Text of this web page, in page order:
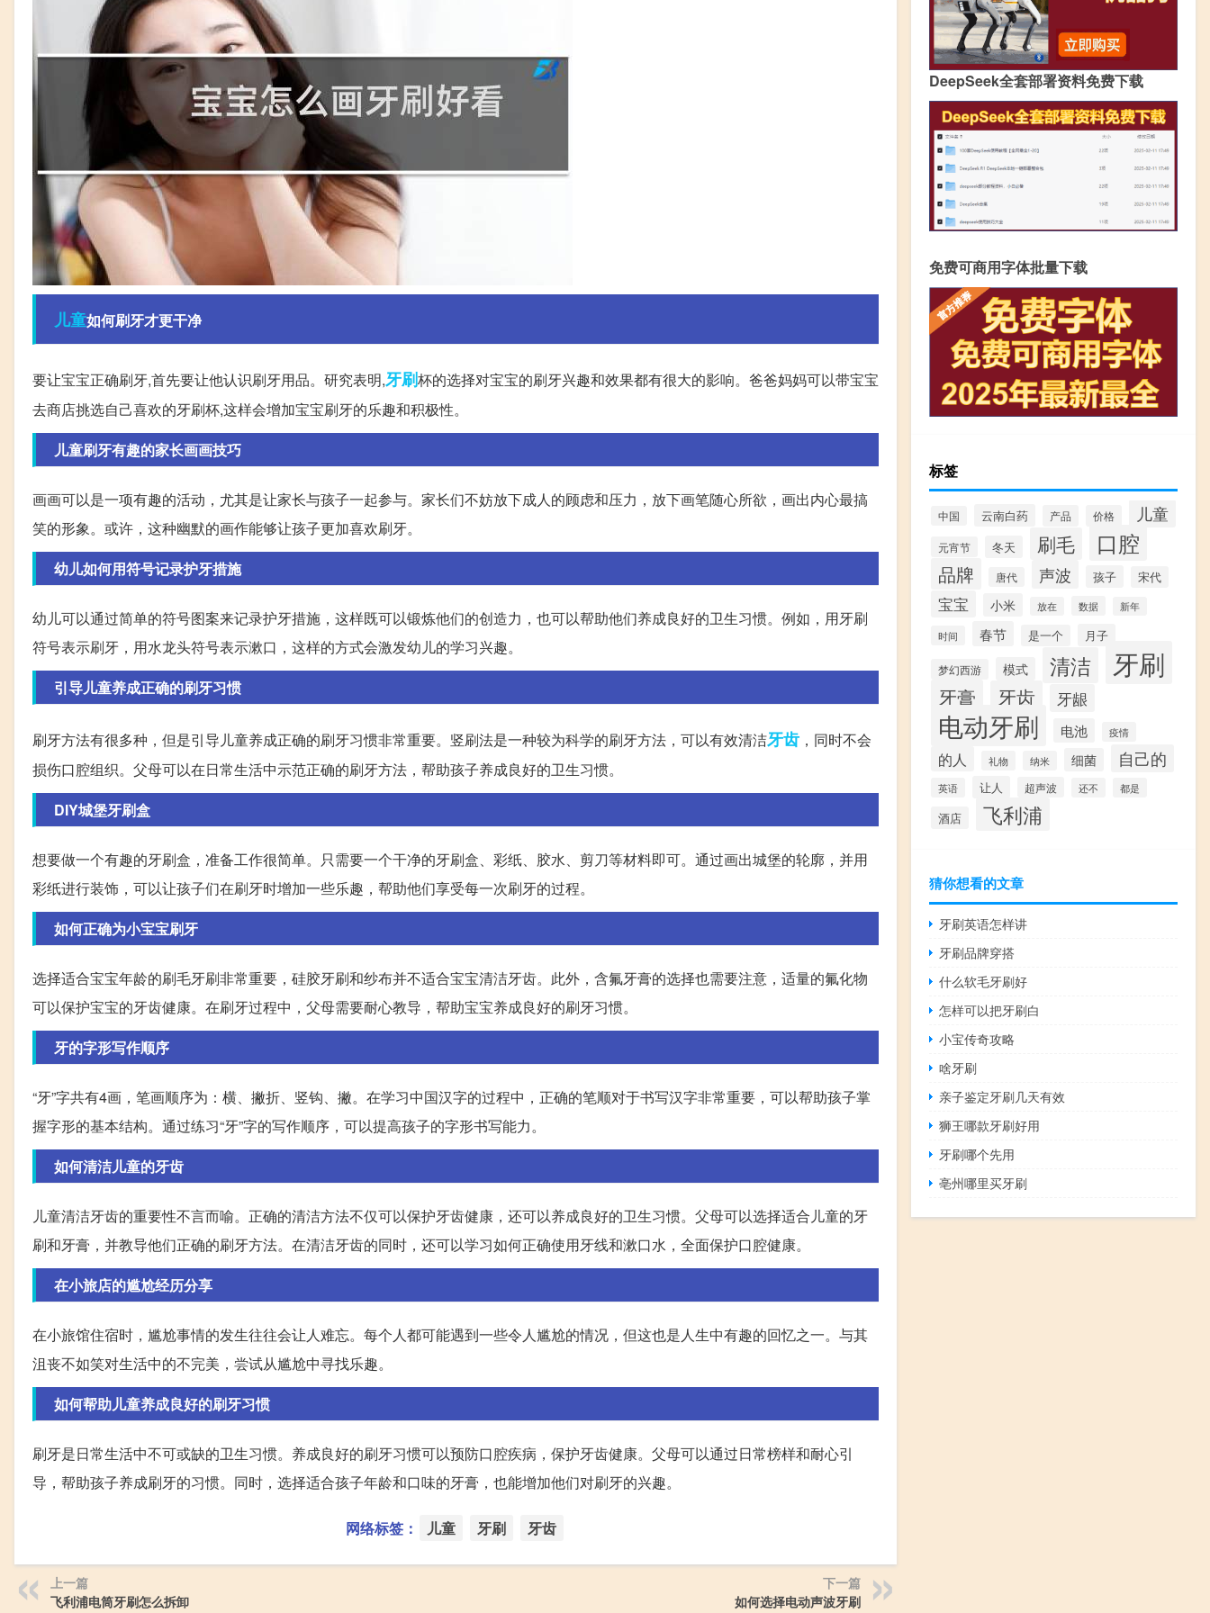
儿童如何刷牙才更干净
要让宝宝正确刷牙,首先要让他认识刷牙用品。研究表明,牙刷杯的选择对宝宝的刷牙兴趣和效果都有很大的影响。爸爸妈妈可以带宝宝
去商店挑选自己喜欢的牙刷杯,这样会增加宝宝刷牙的乐趣和积极性。
儿童刷牙有趣的家长画画技巧
画画可以是一项有趣的活动，尤其是让家长与孩子一起参与。家长们不妨放下成人的顾虑和压力，放下画笔随心所欲，画出内心最搞
笑的形象。或许，这种幽默的画作能够让孩子更加喜欢刷牙。
幼儿如何用符号记录护牙措施
幼儿可以通过简单的符号图案来记录护牙措施，这样既可以锻炼他们的创造力，也可以帮助他们养成良好的卫生习惯。例如，用牙刷
符号表示刷牙，用水龙头符号表示漱口，这样的方式会激发幼儿的学习兴趣。
引导儿童养成正确的刷牙习惯
刷牙方法有很多种，但是引导儿童养成正确的刷牙习惯非常重要。竖刷法是一种较为科学的刷牙方法，可以有效清洁牙齿 ，同时不会
损伤口腔组织。父母可以在日常生活中示范正确的刷牙方法，帮助孩子养成良好的卫生习惯。
DIY城堡牙刷盒
想要做一个有趣的牙刷盒，准备工作很简单。只需要一个干净的牙刷盒、彩纸、胶水、剪刀等材料即可。通过画出城堡的轮廓，并用
彩纸进行装饰，可以让孩子们在刷牙时增加一些乐趣，帮助他们享受每一次刷牙的过程。
如何正确为小宝宝刷牙
选择适合宝宝年龄的刷毛牙刷非常重要，硅胶牙刷和纱布并不适合宝宝清洁牙齿。此外，含氟牙膏的选择也需要注意，适量的氟化物
可以保护宝宝的牙齿健康。在刷牙过程中，父母需要耐心教导，帮助宝宝养成良好的刷牙习惯。
牙的字形写作顺序
“牙”字共有4画，笔画顺序为：横、撇折、竖钩、撇。在学习中国汉字的过程中，正确的笔顺对于书写汉字非常重要，可以帮助孩子掌
握字形的基本结构。通过练习“牙”字的写作顺序，可以提高孩子的字形书写能力。
如何清洁儿童的牙齿
儿童清洁牙齿的重要性不言而喻。正确的清洁方法不仅可以保护牙齿健康，还可以养成良好的卫生习惯。父母可以选择适合儿童的牙
刷和牙膏，并教导他们正确的刷牙方法。在清洁牙齿的同时，还可以学习如何正确使用牙线和漱口水，全面保护口腔健康。
在小旅店的尴尬经历分享
在小旅馆住宿时，尴尬事情的发生往往会让人难忘。每个人都可能遇到一些令人尴尬的情况，但这也是人生中有趣的回忆之一。与其
沮丧不如笑对生活中的不完美，尝试从尴尬中寻找乐趣。
如何帮助儿童养成良好的刷牙习惯
刷牙是日常生活中不可或缺的卫生习惯。养成良好的刷牙习惯可以预防口腔疾病，保护牙齿健康。父母可以通过日常榜样和耐心引
导，帮助孩子养成刷牙的习惯。同时，选择适合孩子年龄和口味的牙膏，也能增加他们对刷牙的兴趣。
网络标签： 儿童 牙刷 牙齿
上一篇
飞利浦电筒牙刷怎么拆卸
下一篇
如何选择电动声波牙刷
DeepSeek全套部署资料免费下载
免费可商用字体批量下载
标签
中国 云南白药 产品 价格 儿童
元宵节 冬天 刷毛 口腔
品牌 唐代 声波 孩子 宋代
宝宝 小米 放在 数据 新年
时间 春节 是一个 月子
梦幻西游 模式 清洁 牙刷
牙膏 牙齿 牙龈
电动牙刷 电池 疫情
的人 礼物 纳米 细菌 自己的
英语 让人 超声波 还不 都是
酒店 飞利浦
猜你想看的文章
牙刷英语怎样讲
牙刷品牌穿搭
什么软毛牙刷好
怎样可以把牙刷白
小宝传奇攻略
啥牙刷
亲子鉴定牙刷几天有效
狮王哪款牙刷好用
牙刷哪个先用
亳州哪里买牙刷